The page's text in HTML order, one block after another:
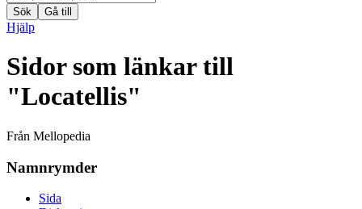
Hjälp
Sidor som länkar till
"Locatellis"
Från Mellopedia
Namnrymder
Sida